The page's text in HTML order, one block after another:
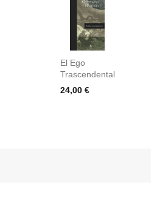
El Ego
Trascendental
Precio
24,00 €